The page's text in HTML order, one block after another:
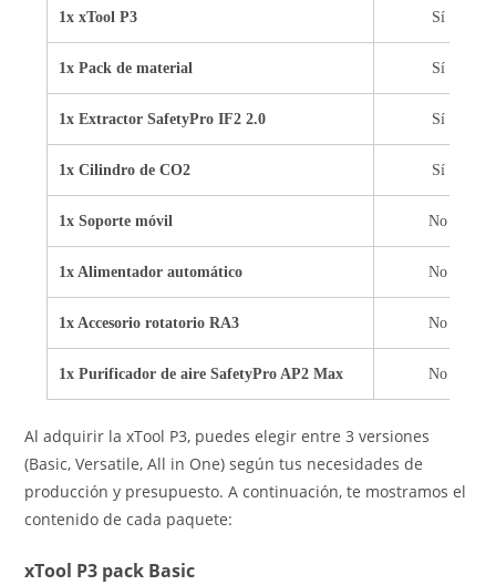
1x xTool P3 Sí
1x Pack de material Sí
1x Extractor SafetyPro IF2 2.0 Sí
1x Cilindro de CO2 Sí
1x Soporte móvil No
1x Alimentador automático No
1x Accesorio rotatorio RA3 No
1x Purificador de aire SafetyPro AP2 Max No
Al adquirir la xTool P3, puedes elegir entre 3 versiones
(Basic, Versatile, All in One) según tus necesidades de
producción y presupuesto. A continuación, te mostramos el
contenido de cada paquete:
xTool P3 pack Basic